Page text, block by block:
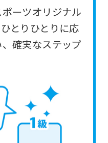
ーツオリジナル
とりひとりに応
確実なステップ
you